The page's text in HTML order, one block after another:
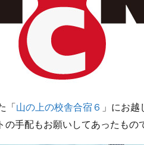
「山の上の校舎合宿６ 」にお
手配もお願いしてあったもの